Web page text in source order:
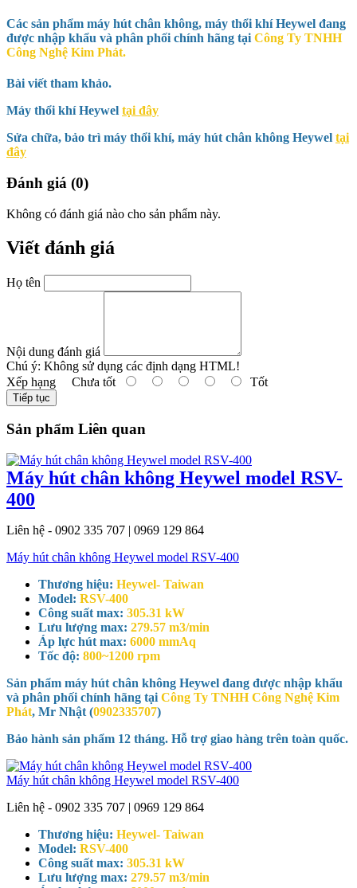
Các sản phẩm máy hút chân không, máy thổi khí Heywel đang
được nhập khẩu và phân phối chính hãng tại Công Ty TNHH
Công Nghệ Kim Phát.
Bài viết tham khảo.
Máy thổi khí Heywel tại đây
Sửa chữa, bảo trì máy thổi khí, máy hút chân không Heywel tại
đây
Đánh giá (0)
Không có đánh giá nào cho sản phẩm này.
Viết đánh giá
Họ tên
Nội dung đánh giá
Chú ý: Không sử dụng các định dạng HTML!
Xếp hạng Chưa tốt Tốt
Tiếp tục
Sản phẩm Liên quan
Máy hút chân không Heywel model RSV-
400
Liên hệ - 0902 335 707 | 0969 129 864
Máy hút chân không Heywel model RSV-400
Thương hiệu: Heywel- Taiwan
Model: RSV-400
Công suất max: 305.31 kW
Lưu lượng max: 279.57 m3/min
Áp lực hút max: 6000 mmAq
Tốc độ: 800~1200 rpm
Sản phẩm máy hút chân không Heywel đang được nhập khẩu
và phân phối chính hãng tại Công Ty TNHH Công Nghệ Kim
Phát, Mr Nhật (0902335707)
Bảo hành sản phẩm 12 tháng. Hỗ trợ giao hàng trên toàn quốc.
Máy hút chân không Heywel model RSV-400
Liên hệ - 0902 335 707 | 0969 129 864
Thương hiệu: Heywel- Taiwan
Model: RSV-400
Công suất max: 305.31 kW
Lưu lượng max: 279.57 m3/min